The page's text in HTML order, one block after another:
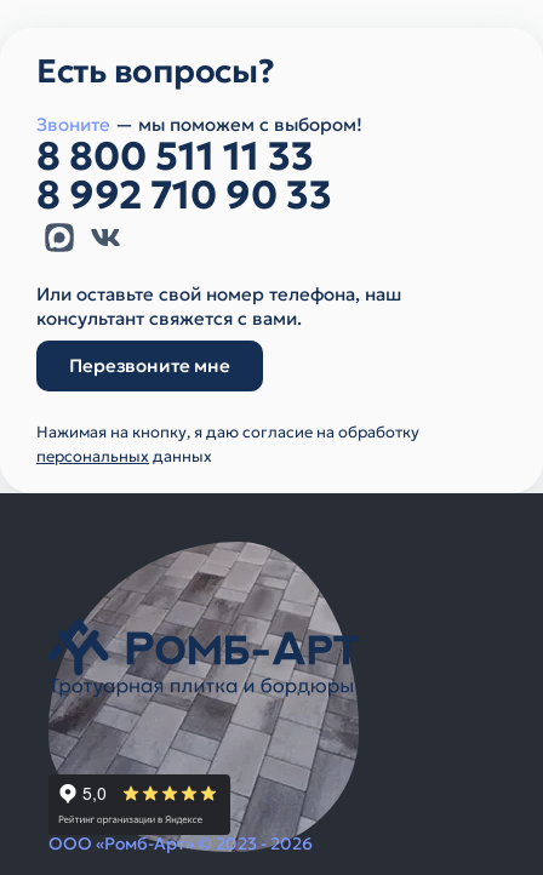
Есть вопросы?
Звоните — мы поможем с выбором!
8 800 511 11 33
8 992 710 90 33
Или оставьте свой номер телефона, наш
консультант свяжется с вами.
Перезвоните мне
Нажимая на кнопку, я даю согласие на обработку
персональныхданных
ООО «Ромб-Арт» © 2023 - 2026